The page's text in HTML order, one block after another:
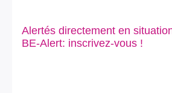
Alertés directement en
BE-Alert: inscrivez-vous !